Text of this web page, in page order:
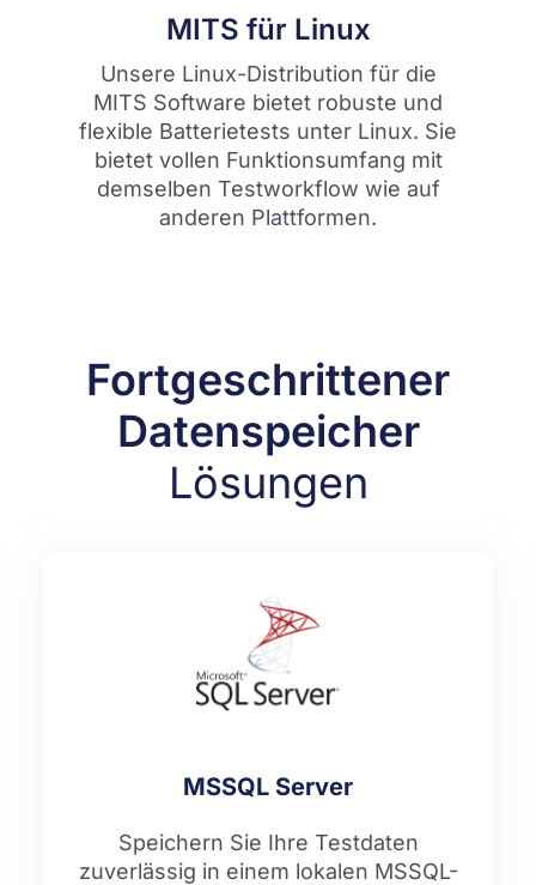
MITS für Linux
Unsere Linux-Distribution für die
MITS Software bietet robuste und
flexible Batterietests unter Linux. Sie
bietet vollen Funktionsumfang mit
demselben Testworkflow wie auf
anderen Plattformen.
Fortgeschrittener
Datenspeicher
Lösungen
MSSQL Server
Speichern Sie Ihre Testdaten
zuverlässig in einem lokalen MSSQL-